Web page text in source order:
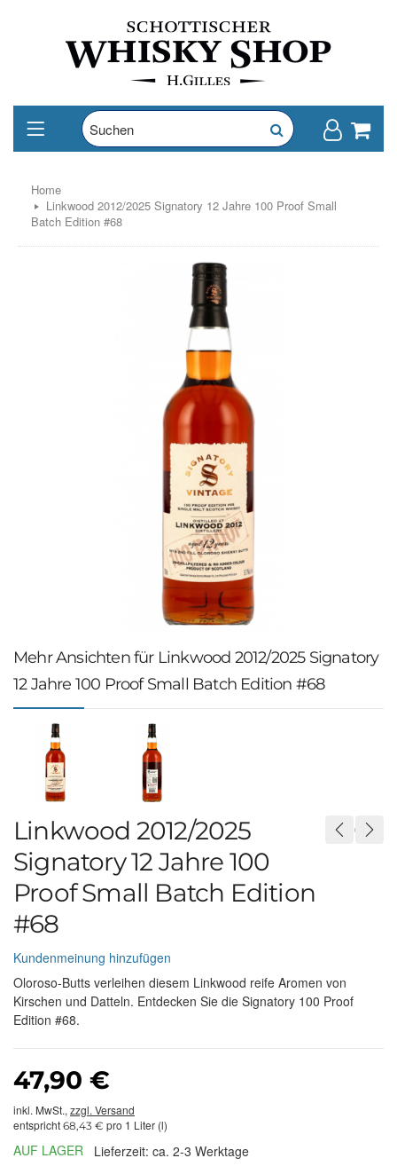
Home
Linkwood 2012/2025 Signatory 12 Jahre 100 Proof Small
Batch Edition #68
Mehr Ansichten für Linkwood 2012/2025 Signatory
12 Jahre 100 Proof Small Batch Edition #68
Linkwood 2012/2025
Signatory 12 Jahre 100
Proof Small Batch Edition
#68
Kundenmeinung hinzufügen
Oloroso-Butts verleihen diesem Linkwood reife Aromen von
Kirschen und Datteln. Entdecken Sie die Signatory 100 Proof
Edition #68.
47,90 €
inkl. MwSt., zzgl. Versand
entspricht 68,43 € pro 1 Liter (l)
AUF LAGER Lieferzeit: ca. 2-3 Werktage